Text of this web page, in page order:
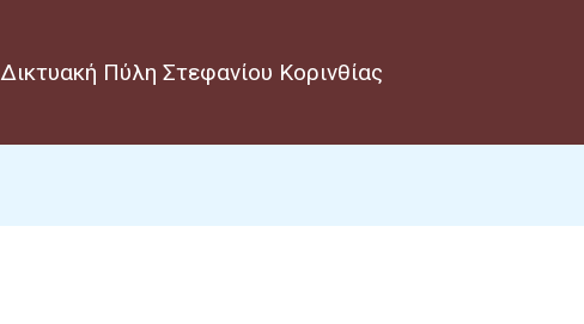
Δικτυακή Πύλη Στεφανίου Κορινθίας